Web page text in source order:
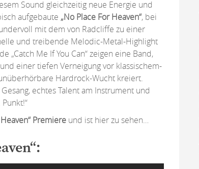
Sound gleichzeitig neue Energie und
aufgebaute „No Place For Heaven“, bei
mit dem von Radcliffe zu einer
und treibende Melodic-Metal-Highlight
Me If You Can“ zeigen eine Band,
einer tiefen Verneigung vor klassischem-
Hardrock-Wucht kreiert.
echtes Talent am Instrument und
Premiere und ist hier zu sehen…